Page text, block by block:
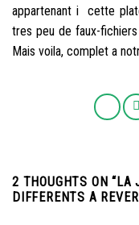
appartenant i cette
tres peu de faux-
Mais voila, complet a
2 THOUGHTS ON “ LA
DIFFERENTS A